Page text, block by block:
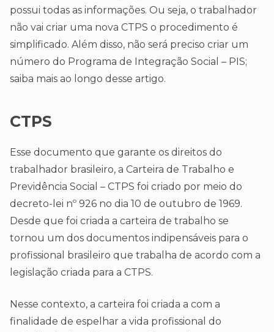
possui todas as informações. Ou seja, o trabalhador
não vai criar uma nova CTPS o procedimento é
simplificado. Além disso, não será preciso criar um
número do Programa de Integração Social – PIS;
saiba mais ao longo desse artigo.
CTPS
Esse documento que garante os direitos do
trabalhador brasileiro, a Carteira de Trabalho e
Previdência Social – CTPS foi criado por meio do
decreto-lei nº 926 no dia 10 de outubro de 1969.
Desde que foi criada a carteira de trabalho se
tornou um dos documentos indipensáveis para o
profissional brasileiro que trabalha de acordo com a
legislação criada para a CTPS.
Nesse contexto, a carteira foi criada a com a
finalidade de espelhar a vida profissional do